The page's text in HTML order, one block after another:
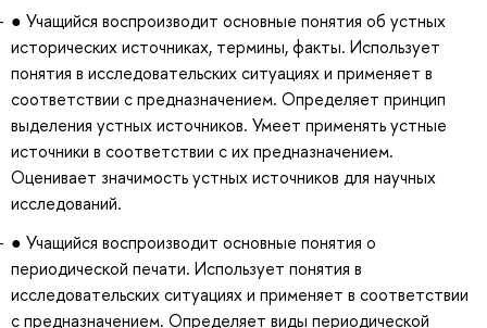
● Учащийся воспроизводит основные понятия об устных
исторических источниках, термины, факты. Использует
понятия в исследовательских ситуациях и применяет в
соответствии с предназначением. Определяет принцип
выделения устных источников. Умеет применять устные
источники в соответствии с их предназначением.
Оценивает значимость устных источников для научных
исследований.
● Учащийся воспроизводит основные понятия о
периодической печати. Использует понятия в
исследовательских ситуациях и применяет в соответствии
с предназначением. Определяет виды периодической